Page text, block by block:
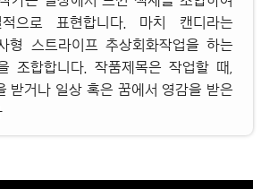
으로 표현합니다. 마치 캔디라는
형 스트라이프 추상회화작업을 하는
조합합니다. 작품제목은 작업할 때,
받거나 일상 혹은 꿈에서 영감을 받은